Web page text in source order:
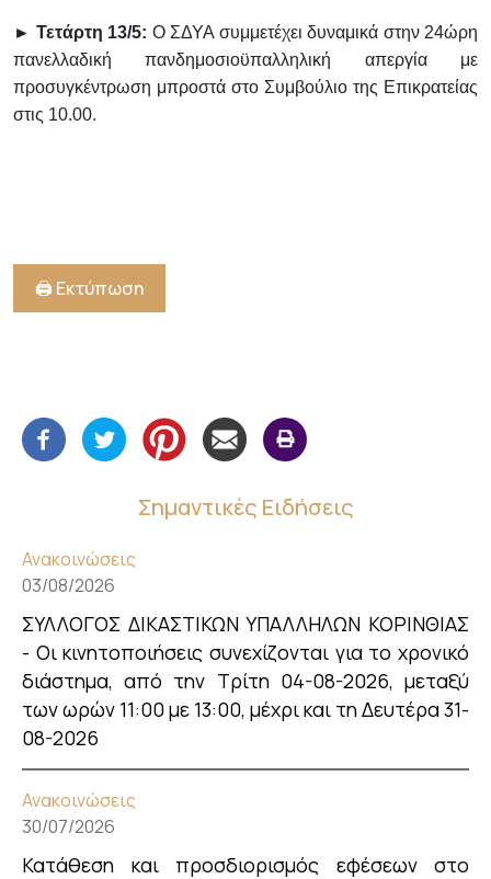
Σημαντικές Ειδήσεις
Ανακοινώσεις
03/08/2026
ΣΥΛΛΟΓΟΣ ΔΙΚΑΣΤΙΚΩΝ ΥΠΑΛΛΗΛΩΝ ΚΟΡΙΝΘΙΑΣ
- Οι κινητοποιήσεις συνεχίζονται για το χρονικό
διάστημα, από την Τρίτη 04-08-2026, μεταξύ
των ωρών 11:00 με 13:00, μέχρι και τη Δευτέρα 31-
08-2026
Ανακοινώσεις
30/07/2026
Κατάθεση και προσδιορισμός εφέσεων στο
► Τετάρτη 13/5: Ο ΣΔΥΑ συμμετέχει δυναμικά στην 24ώρη
πανελλαδική πανδημοσιοϋπαλληλική απεργία με
προσυγκέντρωση μπροστά στο Συμβούλιο της Επικρατείας
στις 10.00.
🖨️ Εκτύπωση